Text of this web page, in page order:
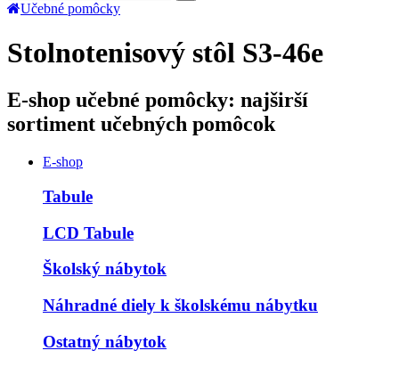
Učebné pomôcky
Stolnotenisový stôl S3-46e
E-shop učebné pomôcky: najširší
sortiment učebných pomôcok
E-shop
Tabule
LCD Tabule
Školský nábytok
Náhradné diely k školskému nábytku
Ostatný nábytok